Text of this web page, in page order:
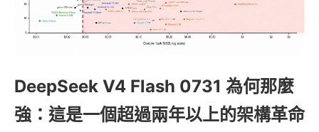
DeepSeek V4 Flash 0731 為何那麼
強：這是一個超過兩年以上的架構革命